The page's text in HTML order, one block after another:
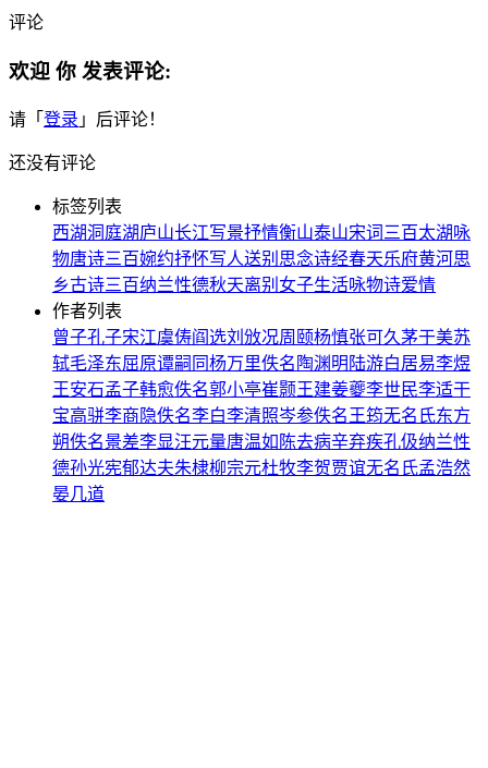
评论
欢迎 你 发表评论:
请「 登录 」后评论！
还没有评论
标签列表
西湖洞庭湖庐山长江写景抒情衡山泰山宋词三百太湖 咏
物唐诗三百婉约抒怀写人送别 思念诗经春天乐府黄河思
乡古诗三百纳兰性德秋天离别 女子生活咏物诗爱情
作者列表
曾子孔子宋江虞俦阎选刘攽况周颐杨慎张可久茅于美苏
轼毛泽东屈原谭嗣同杨万里佚名 陶渊明 陆游白居易李煜
王安石孟子韩愈佚名郭小亭崔颢王建姜夔李世民李适干
宝高骈李商隐佚名李白李清照岑参佚名 王筠无名氏东方
朔佚名景差李显汪元量唐温如 陈去病辛弃疾孔伋纳兰性
德孙光宪郁达夫朱棣柳宗元杜牧李贺贾谊无名氏孟浩然
晏几道